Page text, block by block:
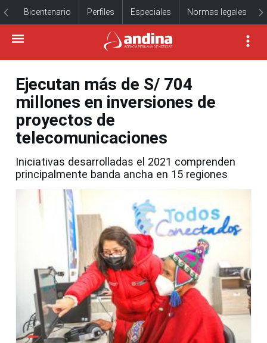
Bicentenario Perfiles Especiales Normas legales
Ejecutan más de S/ 704
millones en inversiones de
proyectos de
telecomunicaciones
Iniciativas desarrolladas el 2021 comprenden
principalmente banda ancha en 15 regiones